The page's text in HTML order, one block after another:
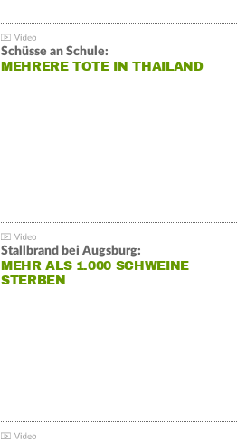
Schüsse an Schule:
MEHRERE TOTE IN THAILAND
Stallbrand bei Augsburg:
MEHR ALS 1.000 SCHWEINE
STERBEN